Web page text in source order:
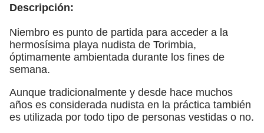
Descripción:
Niembro es punto de partida para acceder a la
hermosísima playa nudista de Torimbia,
óptimamente ambientada durante los fines de
semana.
Aunque tradicionalmente y desde hace muchos
años es considerada nudista en la práctica también
es utilizada por todo tipo de personas vestidas o no.